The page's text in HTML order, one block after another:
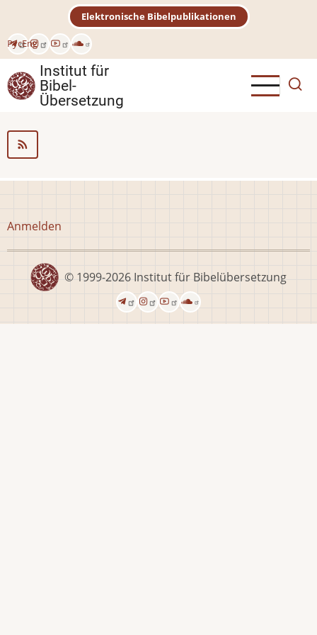
Inhalt
РусEng
Elektronische Bibelpublikationen
Institut für
Bibel-
Übersetzung
Benutzermenü
Anmelden
© 1999-2026 Institut für Bibelübersetzung